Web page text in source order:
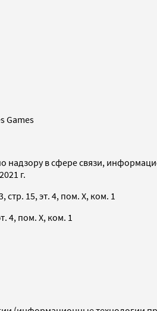
Games
надзору в сфере связи,
г.
15, эт. 4, пом. X, ком. 1
4, пом. X, ком. 1